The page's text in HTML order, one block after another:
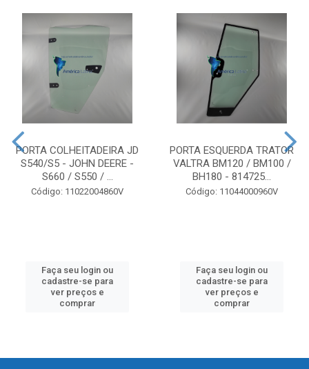
PORTA COLHEITADEIRA JD
S540/S5 - JOHN DEERE -
S660 / S550 / ...
Código: 11022004860V
Faça seu login ou
cadastre-se para
ver preços e
comprar
PORTA ESQUERDA TRATOR
VALTRA BM120 / BM100 /
BH180 - 814725...
Código: 11044000960V
Faça seu login ou
cadastre-se para
ver preços e
comprar